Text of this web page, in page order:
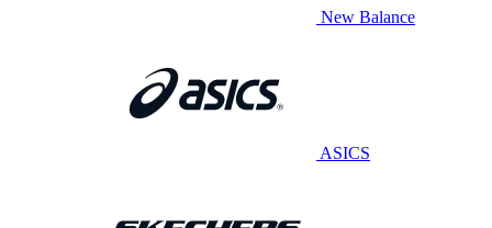
New Balance
ASICS